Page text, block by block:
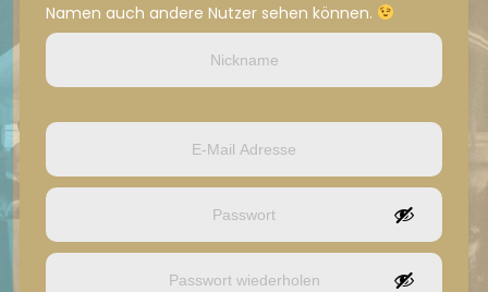
Namen auch andere Nutzer sehen können.